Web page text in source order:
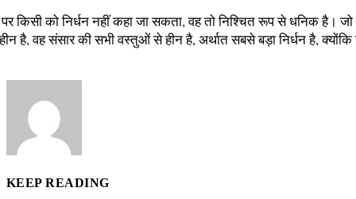
किसी को निर्धन नहीं कहा जा सकता, वह तो निश्चित रूप से धनिक है। जो
हीन है, वह संसार की सभी वस्तुओं से हीन है, अर्थात सबसे बड़ा निर्धन है,
KEEP READING